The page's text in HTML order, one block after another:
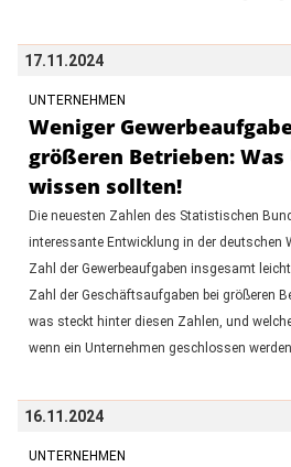
17.11.2024
UNTERNEHMEN
Weniger
größeren Betrieben:
wissen sollten!
Die neuesten Zahlen des Statistischen
interessante Entwicklung in der deutschen
Zahl der Gewerbeaufgaben insgesamt
Zahl der Geschäftsaufgaben bei größeren
was steckt hinter diesen Zahlen, und
wenn ein Unternehmen geschlossen
16.11.2024
UNTERNEHMEN